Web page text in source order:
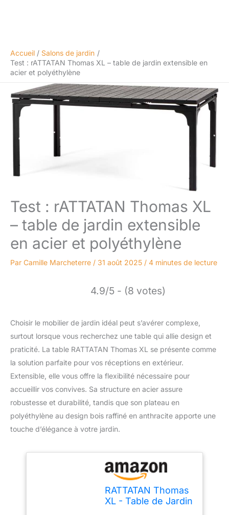
Accueil
Salons de jardin
Test : rATTATAN Thomas XL – table de jardin extensible en
acier et polyéthylène
Test : rATTATAN Thomas XL
– table de jardin extensible
en acier et polyéthylène
Par Camille Marcheterre / 31 août 2025 / 4 minutes de lecture
4.9/5 - (8 votes)
Choisir le mobilier de jardin idéal peut s’avérer complexe,
surtout lorsque vous recherchez une table qui allie design et
praticité. La table RATTATAN Thomas XL se présente comme
la solution parfaite pour vos réceptions en extérieur.
Extensible, elle vous offre la flexibilité nécessaire pour
accueillir vos convives. Sa structure en acier assure
robustesse et durabilité, tandis que son plateau en
polyéthylène au design bois raffiné en anthracite apporte une
touche d’élégance à votre jardin.
RATTATAN Thomas
XL - Table de Jardin